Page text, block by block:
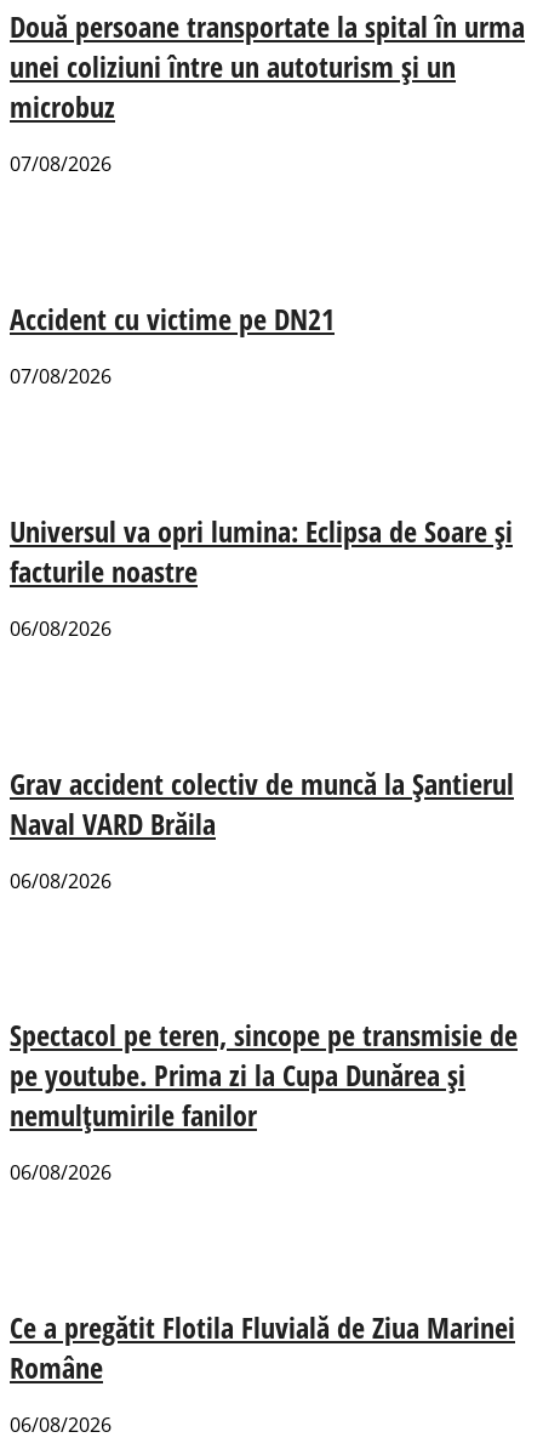
Două persoane transportate la spital în urma
unei coliziuni între un autoturism și un
microbuz
07/08/2026
Accident cu victime pe DN21
07/08/2026
Universul va opri lumina: Eclipsa de Soare și
facturile noastre
06/08/2026
Grav accident colectiv de muncă la Șantierul
Naval VARD Brăila
06/08/2026
Spectacol pe teren, sincope pe transmisie de
pe youtube. Prima zi la Cupa Dunărea și
nemulțumirile fanilor
06/08/2026
Ce a pregătit Flotila Fluvială de Ziua Marinei
Române
06/08/2026